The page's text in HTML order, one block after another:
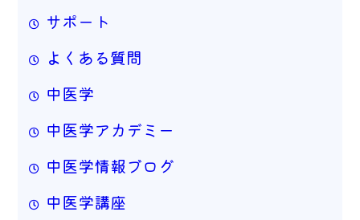
サポート
よくある質問
中医学
中医学アカデミー
中医学情報ブログ
中医学講座